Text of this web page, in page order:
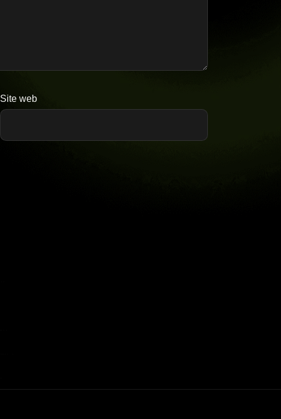
Site web